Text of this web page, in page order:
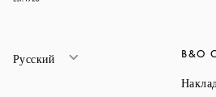
Русский B&O